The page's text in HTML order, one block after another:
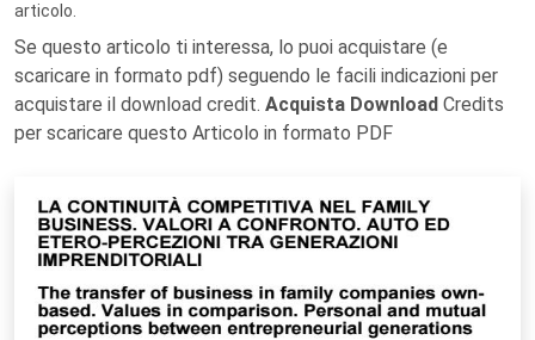
articolo.
Se questo articolo ti interessa, lo puoi acquistare (e
scaricare in formato pdf) seguendo le facili indicazioni per
acquistare il download credit. Acquista Download Credits
per scaricare questo Articolo in formato PDF